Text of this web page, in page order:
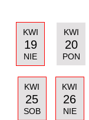
KWI
19
NIE
KWI
20
PON
KWI
25
SOB
KWI
26
NIE